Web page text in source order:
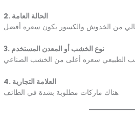
2. الحالة العامة
3. نوع الخشب أو المعدن المستخدم
4. العلامة التجارية
هناك ماركات مطلوبة بشدة في الطائف.